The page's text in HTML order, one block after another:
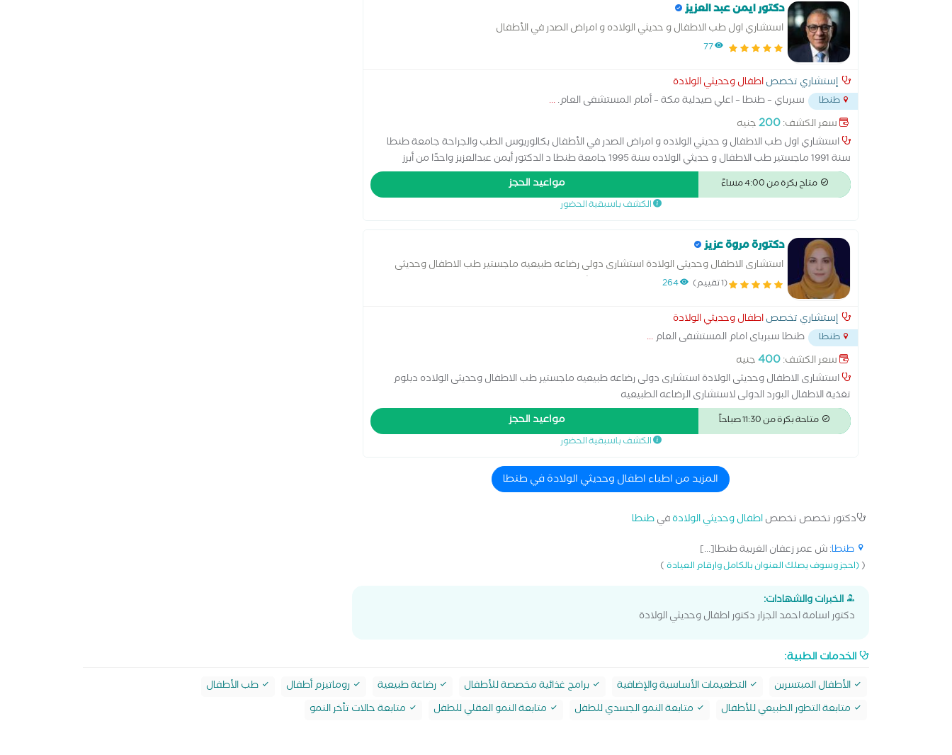
دكتور ايمن عبد العزيز
استشاري اول طب الاطفال و حديثي الولاده و امراض الصدر في الأطفال
77
إستشاري تخصصاطفال وحديثي الولادة
طنطا سبرباي – طنطا – اعلي صيدلية مكة – أمام المستشفى العام....
سعر الكشف:200جنيه
استشاري اول طب الاطفال و حديثي الولاده و امراض الصدر في الأطفال بكالوريوس الطب والجراحة جامعة طنطا
سنة 1991 ماجستير طب الاطفال و حديثي الولاده سنة 1995 جامعة طنطا د الدكتور أيمن عبدالعزيز واحدًا من أبرز
الأسماء في مجال طب الأطفال وحديثي الولادة بمحافظة الغربية، بخبرة طبية متميزة ورؤية تعتمد على التشخيص
الدقيق والرعاية المتكاملة. ويقدم خدماته الطبية للأطفال من حديثي الولادة وحتى مرحلة المراهقة، مع الاهتمام
متاح بكرة من 4:00 مساءً مواعيد الحجز
الكشف باسبقية الحضور
دكتورة مروة عزيز
استشارى الاطفال وحديثى الولادة استشارى دولى رضاعه طبيعيه ماجستير طب الاطفال وحديثى
الولاده دبلوم تغذية الاطفال البورد الدولى لاستشارى الرضاعه الطبيعيه
(1 تقييم) 264
إستشاري تخصصاطفال وحديثي الولادة
طنطا طنطا سبرباى امام المستشفى العام...
سعر الكشف:400جنيه
استشارى الاطفال وحديثى الولادة استشارى دولى رضاعه طبيعيه ماجستير طب الاطفال وحديثى الولاده دبلوم
تغذية الاطفال البورد الدولى لاستشارى الرضاعه الطبيعيه
متاحة بكرة من 11:30 صباحاً مواعيد الحجز
الكشف باسبقية الحضور
المزيد من اطباء اطفال وحديثي الولادة في طنطا
دكتور تخصص تخصصاطفال وحديثي الولادةفيطنطا
طنطا: ش عمر زعفان الغربية طنطا[...]
((احجز وسوف يصلك العنوان بالكامل وارقام العيادة)
الخبرات والشهادات:
دكتور اسامة احمد الجزار دكتور اطفال وحديثي الولادة
الخدمات الطبية:
الأطفال المبتسرين التطعيمات الأساسية والإضافية برامج غذائية مخصصة للأطفال رضاعة طبيعية روماتيزم أطفال
طب الأطفال
متابعة التطور الطبيعي للأطفال
متابعة النمو الجسدي للطفل متابعة النمو العقلي للطفل متابعة حالات تأخر النمو